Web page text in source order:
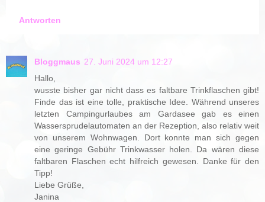
Antworten
Bloggmaus 27. Juni 2024 um 12:27
Hallo,
wusste bisher gar nicht dass es faltbare Trinkflaschen gibt!
Finde das ist eine tolle, praktische Idee. Während unseres
letzten Campingurlaubes am Gardasee gab es einen
Wassersprudelautomaten an der Rezeption, also relativ weit
von unserem Wohnwagen. Dort konnte man sich gegen
eine geringe Gebühr Trinkwasser holen. Da wären diese
faltbaren Flaschen echt hilfreich gewesen. Danke für den
Tipp!
Liebe Grüße,
Janina